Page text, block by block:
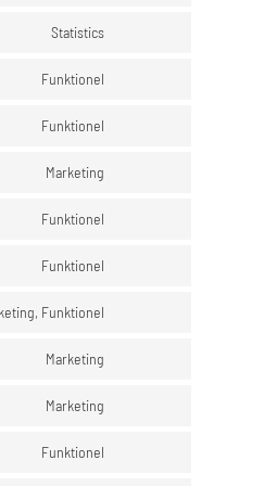
Statistics
Funktionel
Funktionel
Marketing
Funktionel
Funktionel
Funktionel
Marketing
Marketing
Funktionel